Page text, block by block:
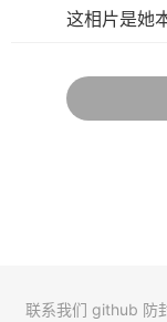
这相片是她
联系我们 github 防